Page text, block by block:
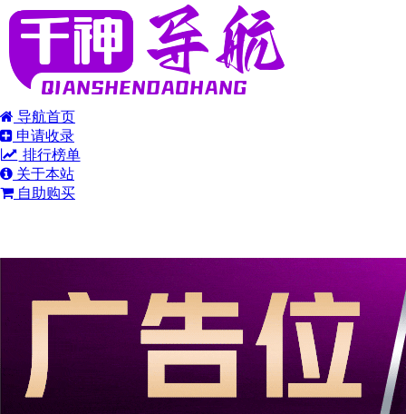
导航首页
申请收录
排行榜单
关于本站
自助购买